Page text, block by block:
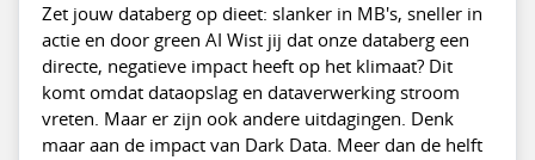
Zet jouw databerg op dieet: slanker in MB's, sneller in
actie en door green AI Wist jij dat onze databerg een
directe, negatieve impact heeft op het klimaat? Dit
komt omdat dataopslag en dataverwerking stroom
vreten. Maar er zijn ook andere uitdagingen. Denk
maar aan de impact van Dark Data. Meer dan de helft